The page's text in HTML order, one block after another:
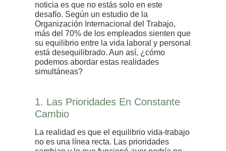
noticia es que no estás solo en este
desafío. Según un estudio de la
Organización Internacional del Trabajo,
más del 70% de los empleados sienten que
su equilibrio entre la vida laboral y personal
está desequilibrado. Aun así, ¿cómo
podemos abordar estas realidades
simultáneas?
1. Las Prioridades En Constante
Cambio
La realidad es que el equilibrio vida-trabajo
no es una línea recta. Las prioridades